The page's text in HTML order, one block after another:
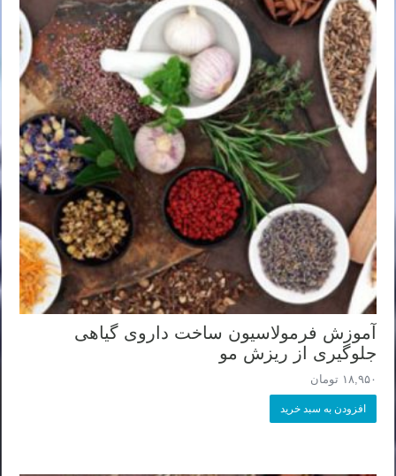
آموزش فرمولاسیون ساخت داروی گیاهی
جلوگیری از ریزش مو
۱۸,۹۵۰ تومان
افزودن به سبد خرید